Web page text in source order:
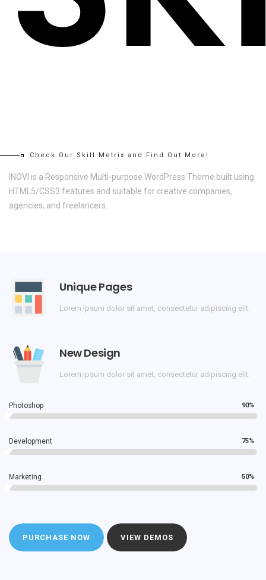
Check Our Skill Metrix and Find Out More!
INOVI is a Responsive Multi-purpose WordPress Theme built using
HTML5/CSS3 features and suitable for creative companies,
agencies, and freelancers.
Unique Pages
Lorem ipsum dolor sit amet, consectetur adipiscing elit.
New Design
Lorem ipsum dolor sit amet, consectetur adipiscing elit.
Photoshop 90%
Development 75%
Marketing 50%
PURCHASE NOW VIEW DEMOS